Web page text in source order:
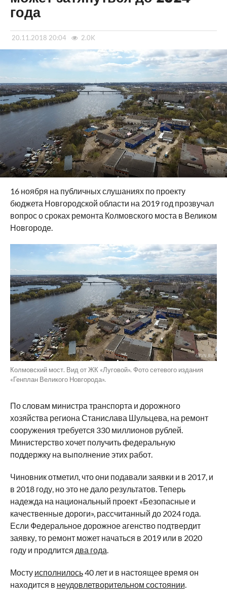
года
20.11.2018 20:04 2.0K
16 ноября на публичных слушаниях по проекту
бюджета Новгородской области на 2019 год прозвучал
вопрос о сроках ремонта Колмовского моста в Великом
Новгороде.
Колмовский мост. Вид от ЖК «Луговой». Фото сетевого издания
«Генплан Великого Новгорода».
По словам министра транспорта и дорожного
хозяйства региона Станислава Шульцева, на ремонт
сооружения требуется 330 миллионов рублей.
Министерство хочет получить федеральную
поддержку на выполнение этих работ.
Чиновник отметил, что они подавали заявки и в 2017, и
в 2018 году, но это не дало результатов. Теперь
надежда на национальный проект «Безопасные и
качественные дороги», рассчитанный до 2024 года.
Если Федеральное дорожное агенство подтвердит
заявку, то ремонт может начаться в 2019 или в 2020
году и продлится два года.
Мосту исполнилось40 лет и в настоящее время он
находится в неудовлетворительном состоянии.